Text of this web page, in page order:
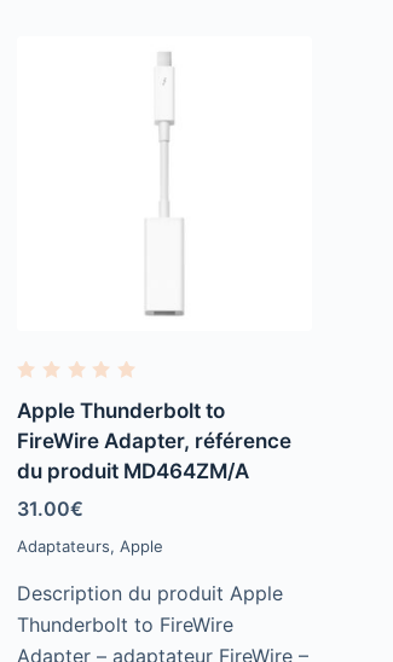
a
t
e
d
0
u
t
o
f
Apple Thunderbolt to
FireWire Adapter, référence
du produit MD464ZM/A
31.00€
Adaptateurs,Apple
Description du produit Apple
Thunderbolt to FireWire
Adapter – adaptateur FireWire –